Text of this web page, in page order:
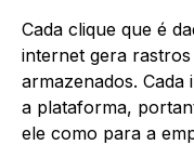
Cada clique que é
internet gera
armazenados.
a plataforma,
ele como para a